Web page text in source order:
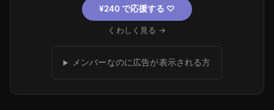
¥240 で応援する ♡
くわしく見る →
メンバーなのに広告が表示される方